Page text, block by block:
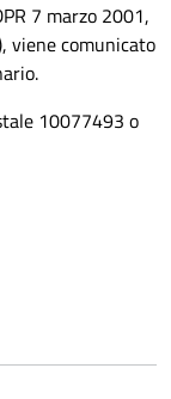
7 marzo 2001,
viene comunicato
10077493 o